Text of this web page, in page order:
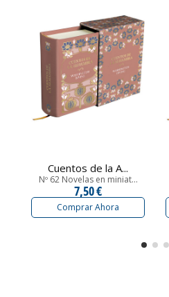
Cuentos de la A...
Nº 62 Novelas en miniat...
7,50 €
Comprar Ahora